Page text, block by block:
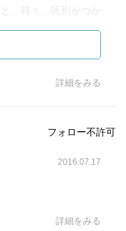
、時々、区別がつか
出劇が始まるのです
詳細をみる
フォロー不許可
2016.07.17
詳細をみる